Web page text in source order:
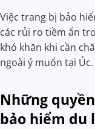
Việc trang bị bảo
các rủi ro tiềm ẩn
khó khăn khi cần
ngoài ý muốn tại Úc.
Những
bảo hiểm du